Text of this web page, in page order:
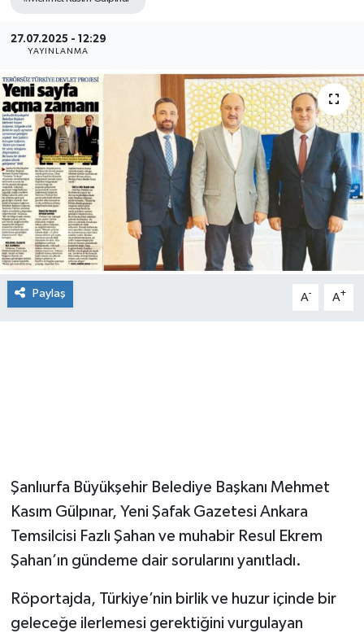
27.07.2025 - 12:29
YAYINLANMA
Paylaş A- A+
Şanlıurfa Büyükşehir Belediye Başkanı Mehmet
Kasım Gülpınar, Yeni Şafak Gazetesi Ankara
Temsilcisi Fazlı Şahan ve muhabir Resul Ekrem
Şahan’ın gündeme dair sorularını yanıtladı.
Röportajda, Türkiye’nin birlik ve huzur içinde bir
geleceğe ilerlemesi gerektiğini vurgulayan